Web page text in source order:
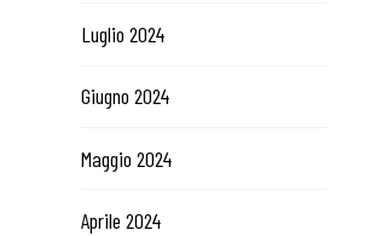
Luglio 2024
Giugno 2024
Maggio 2024
Aprile 2024